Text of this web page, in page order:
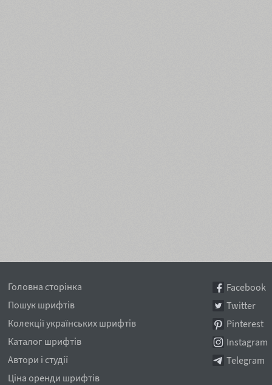
Головна сторінка
Пошук шрифтів
Колекції українських шрифтів
Каталог шрифтів
Автори і студії
Ціна оренди шрифтів
Facebook
Twitter
Pinterest
Instagram
Telegram